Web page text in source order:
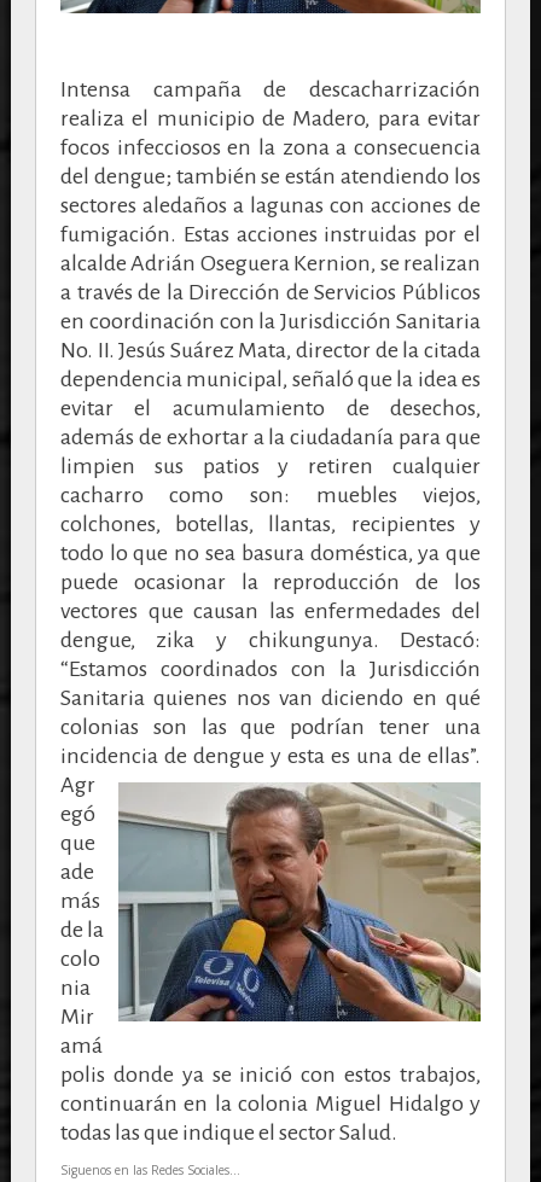
Intensa campaña de descacharrización
realiza el municipio de Madero, para evitar
focos infecciosos en la zona a consecuencia
del dengue; también se están atendiendo los
sectores aledaños a lagunas con acciones de
fumigación. Estas acciones instruidas por el
alcalde Adrián Oseguera Kernion, se realizan
a través de la Dirección de Servicios Públicos
en coordinación con la Jurisdicción Sanitaria
No. II. Jesús Suárez Mata, director de la citada
dependencia municipal, señaló que la idea es
evitar el acumulamiento de desechos,
además de exhortar a la ciudadanía para que
limpien sus patios y retiren cualquier
cacharro como son: muebles viejos,
colchones, botellas, llantas, recipientes y
todo lo que no sea basura doméstica, ya que
puede ocasionar la reproducción de los
vectores que causan las enfermedades del
dengue, zika y chikungunya. Destacó:
“Estamos coordinados con la Jurisdicción
Sanitaria quienes nos van diciendo en qué
colonias son las que podrían tener una
incidencia de dengue y esta es una de ellas”.
Agr
egó
que
ade
más
de la
colo
nia
Mir
amá
polis donde ya se inició con estos trabajos,
continuarán en la colonia Miguel Hidalgo y
todas las que indique el sector Salud.
Siguenos en las Redes Sociales...